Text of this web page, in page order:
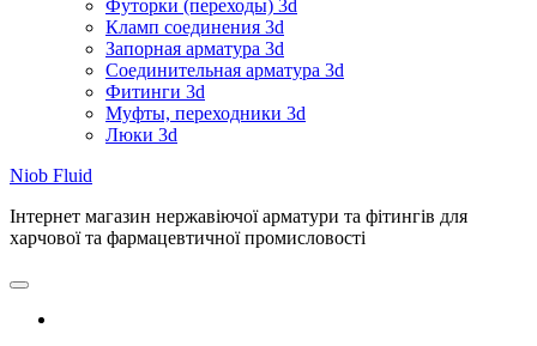
Футорки (переходы) 3d
Кламп соединения 3d
Запорная арматура 3d
Соединительная арматура 3d
Фитинги 3d
Муфты, переходники 3d
Люки 3d
Niob Fluid
Інтернет магазин нержавіючої арматури та фітингів для
харчової та фармацевтичної промисловості